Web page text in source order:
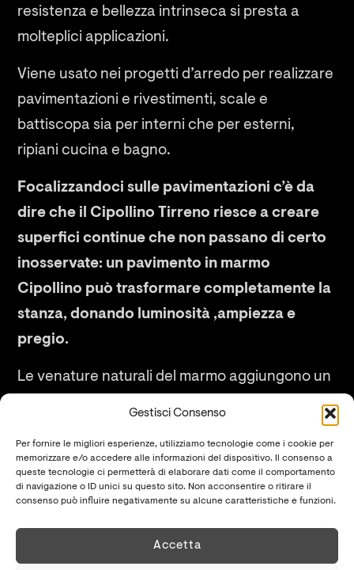
Gestisci Consenso
Per fornire le migliori esperienze, utilizziamo tecnologie come i cookie per
memorizzare e/o accedere alle informazioni del dispositivo. Il consenso a
queste tecnologie ci permetterà di elaborare dati come il comportamento
di navigazione o ID unici su questo sito. Non acconsentire o ritirare il
consenso può influire negativamente su alcune caratteristiche e funzioni.
Accetta
resistenza e bellezza intrinseca si presta a
molteplici applicazioni.
Viene usato nei progetti d’arredo per realizzare
pavimentazioni e rivestimenti, scale e
battiscopa sia per interni che per esterni,
ripiani cucina e bagno.
Focalizzandoci sulle pavimentazioni c’è da
dire che il Cipollino Tirreno riesce a creare
superfici continue che non passano di certo
inosservate: un pavimento in marmo
Cipollino può trasformare completamente la
stanza, donando luminosità ,ampiezza e
pregio.
Le venature naturali del marmo aggiungono un
ogni pavimento e rivestimento un’opera d’arte
unica in grado adattarsi a diversi stili di
arredamento.